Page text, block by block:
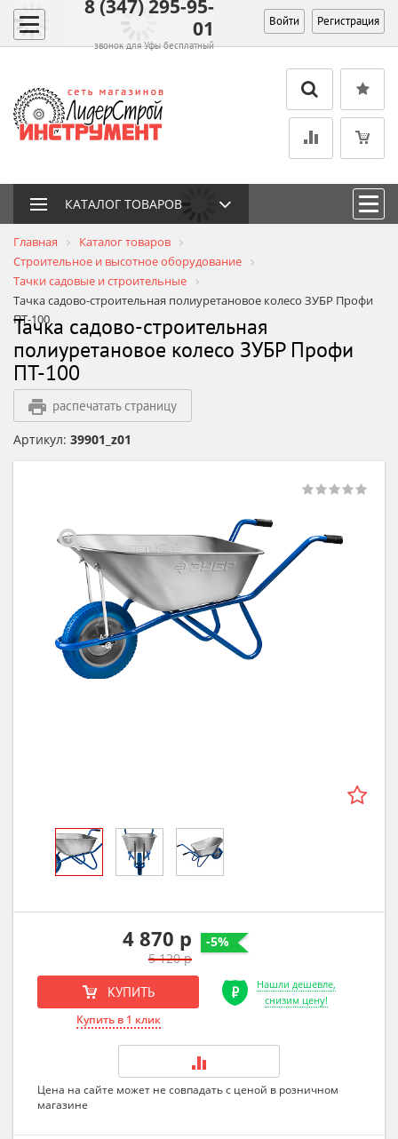
8 (347) 295-95-
01
звонок для Уфы бесплатный
Войти Регистрация
КАТАЛОГ ТОВАРОВ
Главная
Каталог товаров
Строительное и высотное оборудование
Тачки садовые и строительные
Тачка садово-строительная полиуретановое колесо ЗУБР Профи
ПТ-100
Тачка садово-строительная
полиуретановое колесо ЗУБР Профи
ПТ-100
распечатать страницу
Артикул: 39901_z01
4 870 р
5 120 р
КУПИТЬ
Купить в 1 клик
Нашли дешевле,
снизим цену!
-5%
Цена на сайте может не совпадать с ценой в розничном
магазине